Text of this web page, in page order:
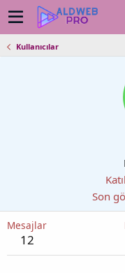
Kullanıcılar
Son
Mesajlar
12